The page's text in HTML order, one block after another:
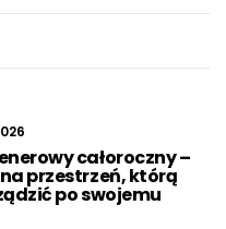
całoroczny –
przestrzeń, którą
po swojemu